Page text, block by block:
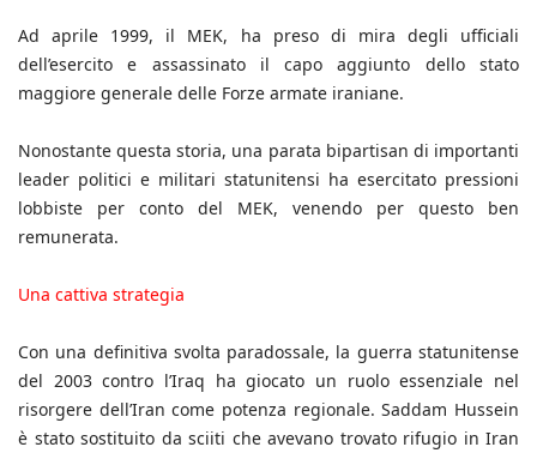
Ad aprile 1999, il MEK, ha preso di mira degli ufficiali
dell’esercito e assassinato il capo aggiunto dello stato
maggiore generale delle Forze armate iraniane.
Nonostante questa storia, una parata bipartisan di importanti
leader politici e militari statunitensi ha esercitato pressioni
lobbiste per conto del MEK, venendo per questo ben
remunerata.
Una cattiva strategia
Con una definitiva svolta paradossale, la guerra statunitense
del 2003 contro l’Iraq ha giocato un ruolo essenziale nel
risorgere dell’Iran come potenza regionale. Saddam Hussein
è stato sostituito da sciiti che avevano trovato rifugio in Iran